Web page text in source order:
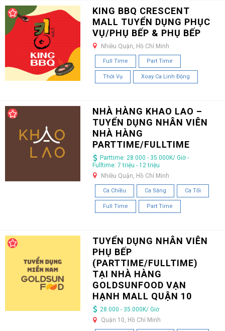
KING BBQ CRESCENT
MALL TUYỂN DỤNG PHỤC
VỤ/PHỤ BẾP & PHỤ BẾP
Nhiều Quận, Hồ Chí Minh
Full Time Part Time
Thời Vụ Xoay Ca Linh Động
NHÀ HÀNG KHAO LAO –
TUYỂN DỤNG NHÂN VIÊN
NHÀ HÀNG
PARTTIME/FULLTIME
Parttime: 28.000 - 35.000K/ Giờ -
Fulltime: 7 triệu - 12 triệu
Nhiều Quận, Hồ Chí Minh
Ca Chiều Ca Sáng Ca Tối
Full Time Part Time
TUYỂN DỤNG NHÂN VIÊN
PHỤ BẾP
(PARTTIME/FULLTIME)
TẠI NHÀ HÀNG
GOLDSUNFOOD VẠN
HẠNH MALL QUẬN 10
28.000 - 35.000K/ Giờ
Quận 10, Hồ Chí Minh